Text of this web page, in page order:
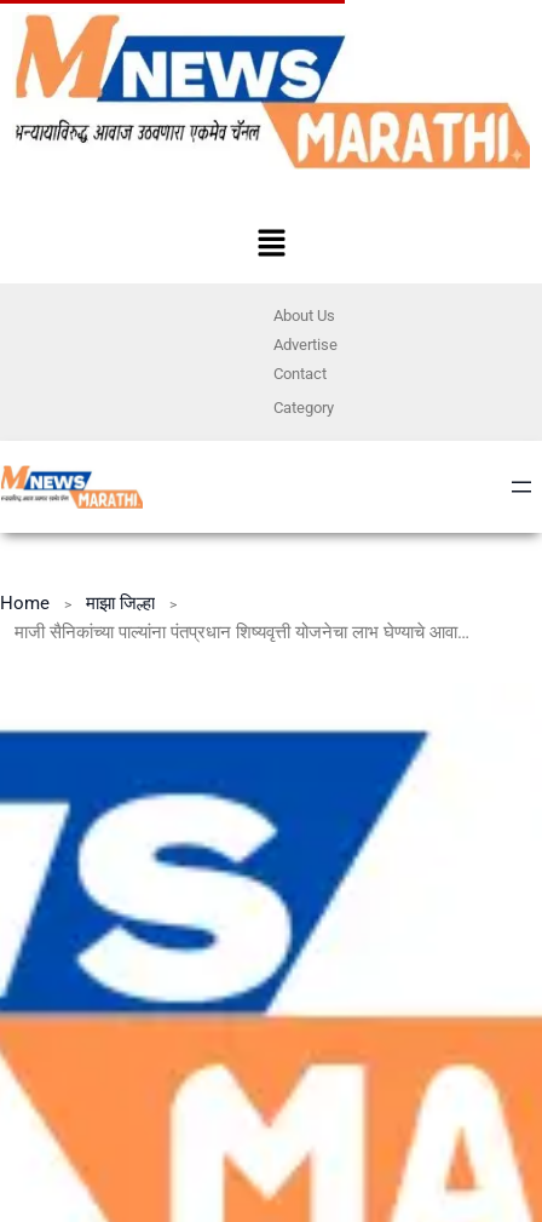
About Us
Advertise
Contact
Category
Home
माझा जिल्हा
माजी सैनिकांच्या पाल्यांना पंतप्रधान शिष्यवृत्ती योजनेचा लाभ घेण्याचे आवाहन